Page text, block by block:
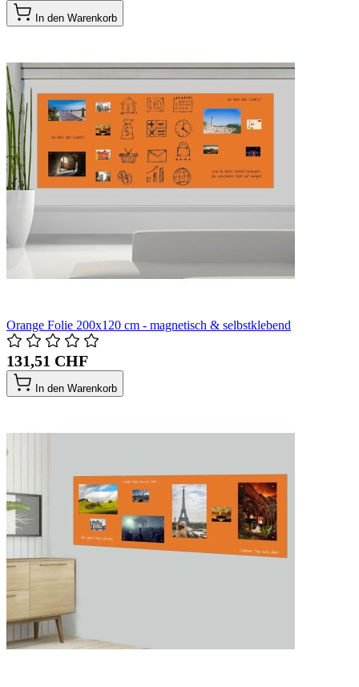
In den Warenkorb
Orange Folie 200x120 cm - magnetisch & selbstklebend
131,51 CHF
In den Warenkorb